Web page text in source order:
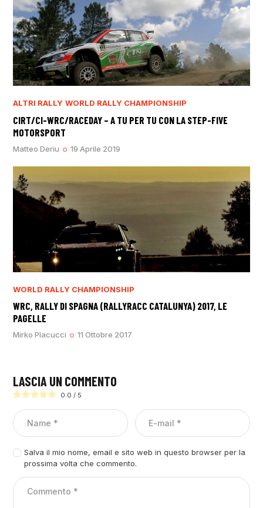
ALTRI RALLY WORLD RALLY CHAMPIONSHIP
CIRT/CI-WRC/RACEDAY – A TU PER TU CON LA STEP-FIVE
MOTORSPORT
Matteo Deriu 19 Aprile 2019
WORLD RALLY CHAMPIONSHIP
WRC, RALLY DI SPAGNA (RALLYRACC CATALUNYA) 2017, LE
PAGELLE
Mirko Placucci 11 Ottobre 2017
LASCIA UN COMMENTO
0.0 / 5
Salva il mio nome, email e sito web in questo browser per la
prossima volta che commento.